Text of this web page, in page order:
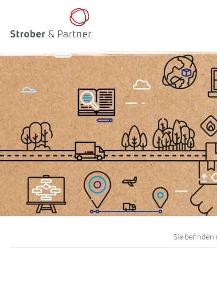
Sie